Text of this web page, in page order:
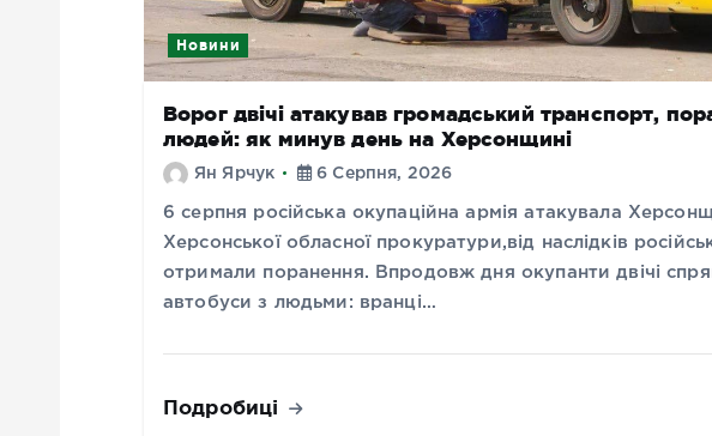
Новини
Ворог двічі атакував громадський транспорт,
людей: як минув день на Херсонщині
Ян Ярчук 6 Серпня, 2026
6 серпня російська окупаційна армія атакувала
Херсонської обласної прокуратури,від наслідків
отримали поранення. Впродовж дня окупанти двічі
автобуси з людьми: вранці…
Подробиці